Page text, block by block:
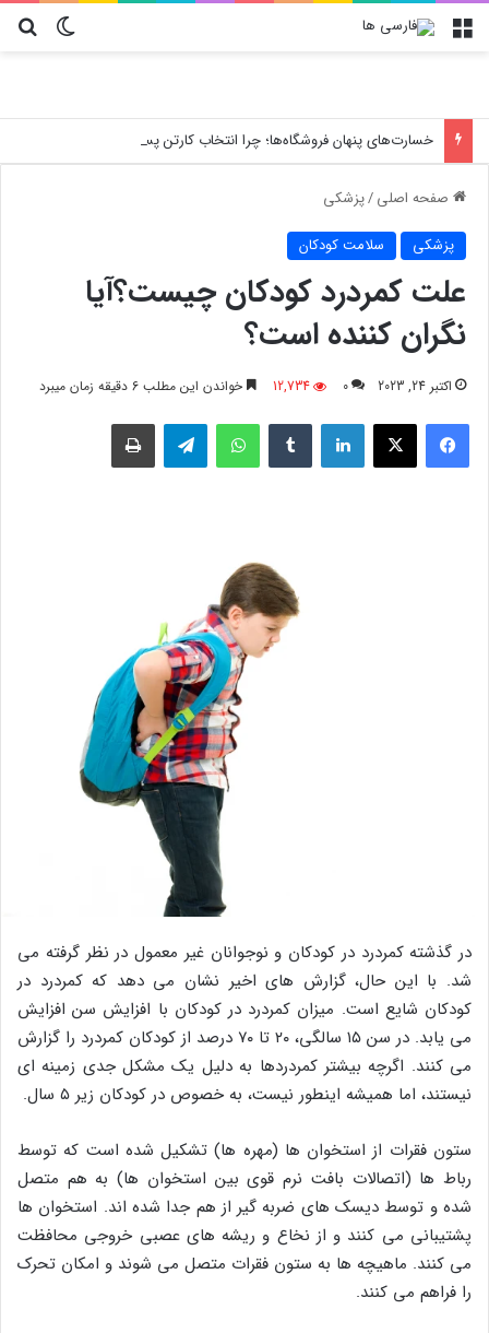
تغییر منو
خسارت‌های پنهان فروشگاه‌ها؛ چرا انتخاب کارتن پستی حیاتی است؟
صفحه اصلی/پزشکی
پزشکی سلامت کودکان
علت کمردرد کودکان چیست؟آیا
نگران کننده است؟
اکتبر 24, 2023 0
12,734 خواندن این مطلب 6 دقیقه زمان میبرد
فیسبوک لینکدین واتس آپ
در گذشته کمردرد در کودکان و نوجوانان غیر معمول در نظر گرفته می
شد. با این حال، گزارش های اخیر نشان می دهد که کمردرد در
کودکان شایع است. میزان کمردرد در کودکان با افزایش سن افزایش
می یابد. در سن ۱۵ سالگی، ۲۰ تا ۷۰ درصد از کودکان کمردرد را گزارش
می کنند. اگرچه بیشتر کمردردها به دلیل یک مشکل جدی زمینه ای
نیستند، اما همیشه اینطور نیست، به خصوص در کودکان زیر ۵ سال.
ستون فقرات از استخوان ها (مهره ها) تشکیل شده است که توسط
رباط ها (اتصالات بافت نرم قوی بین استخوان ها) به هم متصل
شده و توسط دیسک های ضربه گیر از هم جدا شده اند. استخوان ها
پشتیبانی می کنند و از نخاع و ریشه های عصبی خروجی محافظت
می کنند. ماهیچه ها به ستون فقرات متصل می شوند و امکان تحرک
را فراهم می کنند.